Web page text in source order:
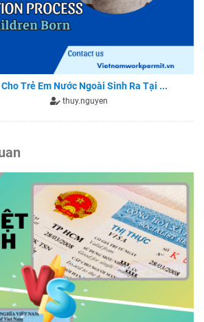
Trẻ Em Nước Ngoài Sinh Ra Tại ...
thuy.nguyen